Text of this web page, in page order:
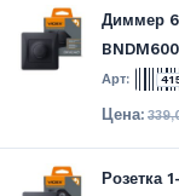
Диммер
Розетка